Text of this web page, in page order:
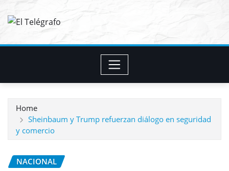
Home
Sheinbaum y Trump refuerzan diálogo en seguridad
y comercio
NACIONAL